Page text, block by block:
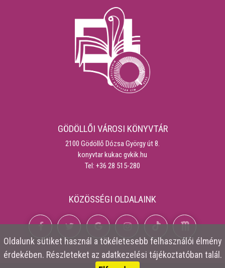
GÖDÖLLŐI VÁROSI KÖNYVTÁR
2100 Gödöllő Dózsa György út 8.
konyvtar kukac gvkik.hu
Tel: +36 28 515-280
KÖZÖSSÉGI OLDALAINK
Oldalunk sütiket használ a tökéletesebb felhasználói élmény
érdekében. Részleteket az adatkezelési tájékoztatóban talál.